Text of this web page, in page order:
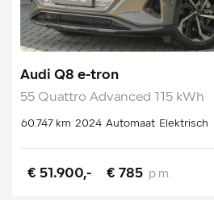
Audi Q8 e-tron
55 Quattro Advanced 115 kWh
60.747 km 2024 Automaat Elektrisch
€ 51.900,- € 785 p.m.